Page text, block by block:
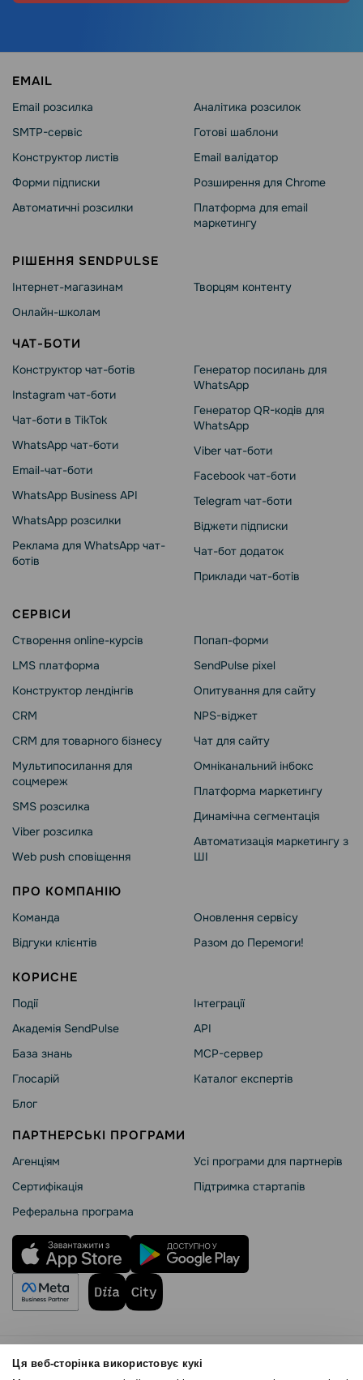
Ця веб-сторінка використовує кукі
EMAIL
Email розсилка
SMTP-сервіс
Конструктор листів
Форми підписки
Автоматичні розсилки
Аналітика розсилок
Готові шаблони
Email валідатор
Розширення для Chrome
Платформа для email
маркетингу
РІШЕННЯ SENDPULSE
Інтернет-магазинам
Онлайн-школам
Творцям контенту
ЧАТ-БОТИ
Конструктор чат-ботів
Instagram чат-боти
Чат-боти в TikTok
WhatsApp чат-боти
Email-чат-боти
WhatsApp Business API
WhatsApp розсилки
Реклама для WhatsApp чат-
ботів
Генератор посилань для
WhatsApp
Генератор QR-кодів для
WhatsApp
Viber чат-боти
Facebook чат-боти
Telegram чат-боти
Віджети підписки
Чат-бот додаток
Приклади чат-ботів
СЕРВІСИ
Створення online-курсів
LMS платформа
Конструктор лендінгів
CRM
CRM для товарного бізнесу
Мультипосилання для
соцмереж
SMS розсилка
Viber розсилка
Web push сповіщення
Попап-форми
SendPulse pixel
Опитування для сайту
NPS-віджет
Чат для сайту
Омніканальний інбокс
Платформа маркетингу
Динамічна сегментація
Автоматизація маркетингу з
ШІ
ПРО КОМПАНІЮ
Команда
Відгуки клієнтів
Оновлення сервісу
Разом до Перемоги!
КОРИСНЕ
Події
Академія SendPulse
База знань
Глосарій
Блог
Інтеграції
API
MCP-сервер
Каталог експертів
ПАРТНЕРСЬКІ ПРОГРАМИ
Агенціям
Сертифікація
Реферальна програма
Усі програми для партнерів
Підтримка стартапів
Правила користування